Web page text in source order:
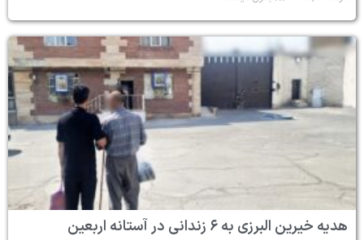
هدیه خیرین البرزی به ۶ زندانی در آستانه اربعین